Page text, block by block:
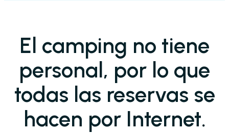
El camping no tiene
personal, por lo que
todas las reservas se
hacen por Internet.